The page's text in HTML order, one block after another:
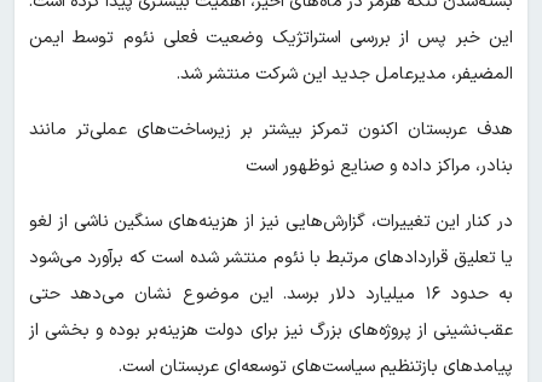
این خبر پس از بررسی استراتژیک وضعیت فعلی نئوم توسط ایمن
المضیفر، مدیرعامل جدید این شرکت منتشر شد.
هدف عربستان اکنون تمرکز بیشتر بر زیرساخت‌های عملی‌تر مانند
بنادر، مراکز داده و صنایع نوظهور است
در کنار این تغییرات، گزارش‌هایی نیز از هزینه‌های سنگین ناشی از لغو
یا تعلیق قراردادهای مرتبط با نئوم منتشر شده است که برآورد می‌شود
به حدود ۱۶ میلیارد دلار برسد. این موضوع نشان می‌دهد حتی
عقب‌نشینی از پروژه‌های بزرگ نیز برای دولت هزینه‌بر بوده و بخشی از
پیامدهای بازتنظیم سیاست‌های توسعه‌ای عربستان است.